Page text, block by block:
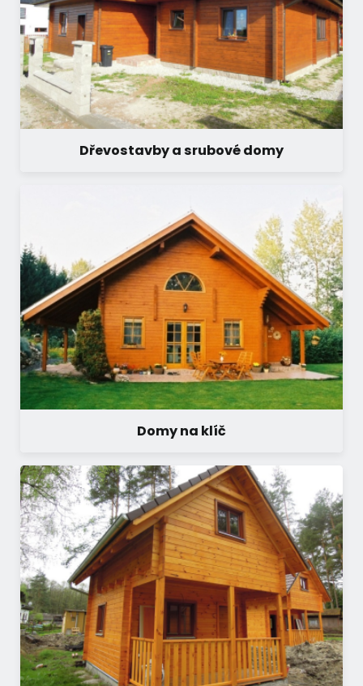
Dřevostavby a srubové domy
Domy na klíč